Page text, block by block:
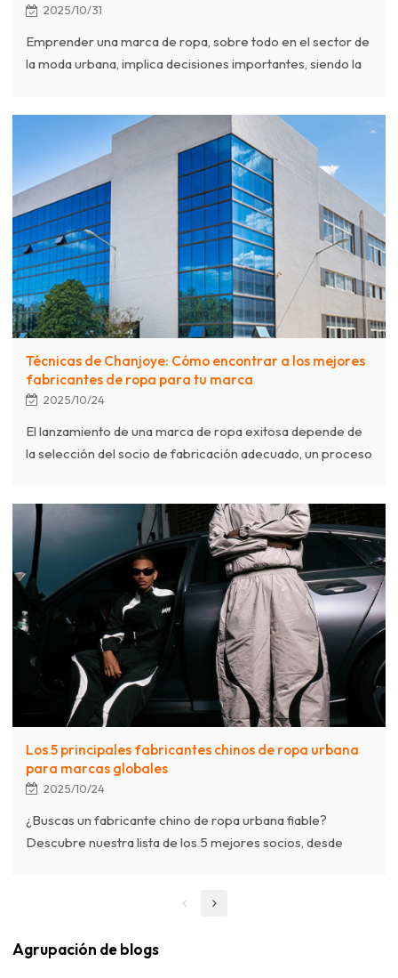
2025/10/31
Emprender una marca de ropa, sobre todo en el sector de
la moda urbana, implica decisiones importantes, siendo la
startups y las marcas independientes deben considerar a
partir de 2025. Comprender los distintos modelos de
fabricación, como la marca blanca y el fabricante de
equipos originales (OEM), es clave. La marca blanca
ofrece una entrada más rápida y con menor riesgo, ya que
permite
Técnicas de Chanjoye: Cómo encontrar a los mejores
fabricantes de ropa para tu marca
2025/10/24
El lanzamiento de una marca de ropa exitosa depende de
la selección del socio de fabricación adecuado, un proceso
marca, su público objetivo y el diseño de sus productos
mediante fichas técnicas detalladas, que sirven como guía
para los fabricantes. Es fundamental comprender los
diferentes modelos de fabricación, como la marca propia
(para la personalización y la exclusividad) y la marca b
Los 5 principales fabricantes chinos de ropa urbana
para marcas globales
2025/10/24
¿Buscas un fabricante chino de ropa urbana fiable?
Descubre nuestra lista de los 5 mejores socios, desde
Agrupación de blogs